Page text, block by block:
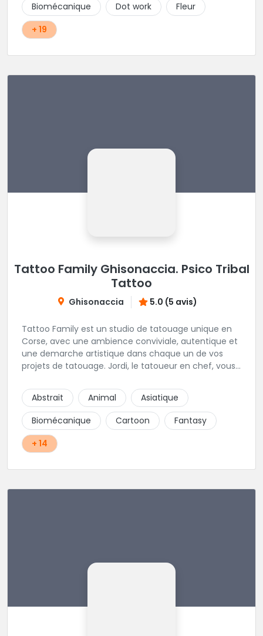
Biomécanique
Dot work
Fleur
+ 19
Tattoo Family Ghisonaccia. Psico Tribal
Tattoo
Ghisonaccia 5.0 (5 avis)
Tattoo Family est un studio de tatouage unique en
Corse, avec une ambience conviviale, autentique et
une demarche artistique dans chaque un de vos
projets de tatouage. Jordi, le tatoueur en chef, vous
votre preference, toujours avec vous pour creer
ensemble le tattoo de vos reves.
Abstrait Animal
Asiatique
Biomécanique
Cartoon
Fantasy
+ 14